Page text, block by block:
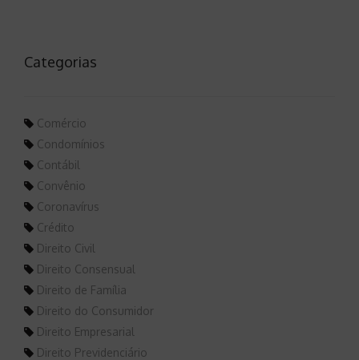
Categorias
Comércio
Condomínios
Contábil
Convênio
Coronavírus
Crédito
Direito Civil
Direito Consensual
Direito de Família
Direito do Consumidor
Direito Empresarial
Direito Previdenciário